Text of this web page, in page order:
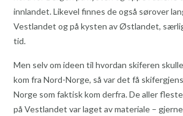
innlandet. Likevel finnes de også sørover
Vestlandet og på kysten av Østlandet,
tid.
Men selv om ideen til hvordan skiferen
kom fra Nord-Norge, så var det få
Norge som faktisk kom derfra. De aller
på Vestlandet var laget av materiale –